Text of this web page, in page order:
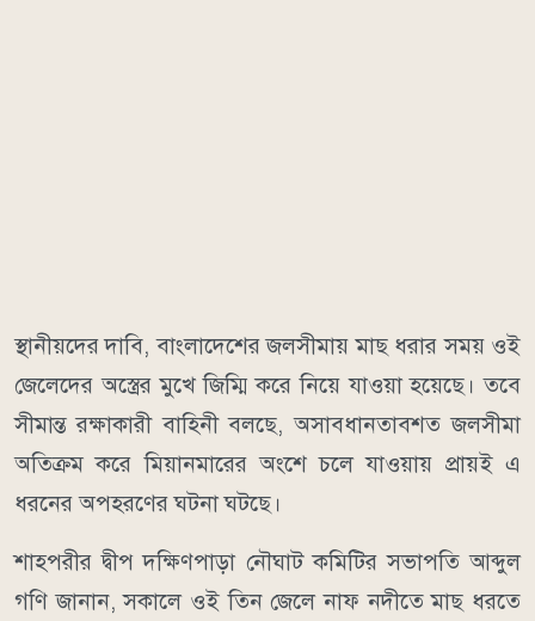
স্থানীয়দের দাবি, বাংলাদেশের জলসীমায় মাছ ধরার সময় ওই
জেলেদের অস্ত্রের মুখে জিম্মি করে নিয়ে যাওয়া হয়েছে। তবে
সীমান্ত রক্ষাকারী বাহিনী বলছে, অসাবধানতাবশত জলসীমা
অতিক্রম করে মিয়ানমারের অংশে চলে যাওয়ায় প্রায়ই এ
ধরনের অপহরণের ঘটনা ঘটছে।
শাহপরীর দ্বীপ দক্ষিণপাড়া নৌঘাট কমিটির সভাপতি আব্দুল
গণি জানান, সকালে ওই তিন জেলে নাফ নদীতে মাছ ধরতে